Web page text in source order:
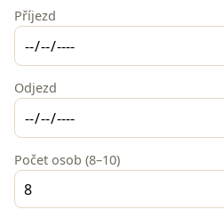
Příjezd
Odjezd
Počet osob (8–10)